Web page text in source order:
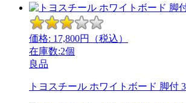
価格: 17,800円（税込）
在庫数:2個
良品
トヨスチール ホワイトボード 脚付